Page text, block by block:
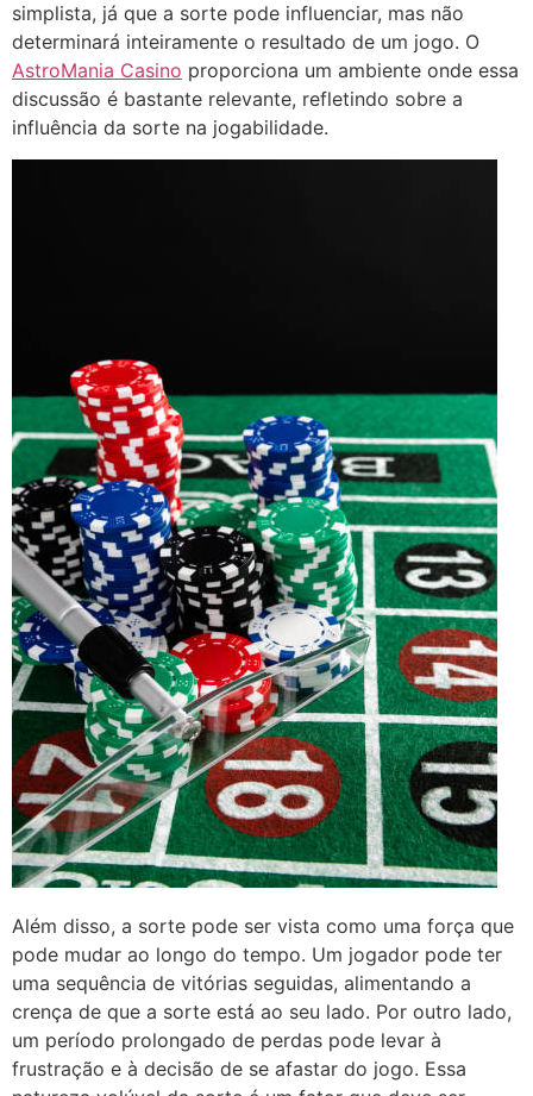
simplista, já que a sorte pode influenciar, mas não
determinará inteiramente o resultado de um jogo. O
AstroMania Casino proporciona um ambiente onde essa
discussão é bastante relevante, refletindo sobre a
influência da sorte na jogabilidade.
Além disso, a sorte pode ser vista como uma força que
pode mudar ao longo do tempo. Um jogador pode ter
uma sequência de vitórias seguidas, alimentando a
crença de que a sorte está ao seu lado. Por outro lado,
um período prolongado de perdas pode levar à
frustração e à decisão de se afastar do jogo. Essa